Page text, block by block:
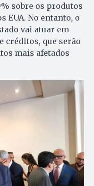
sobre os produtos
EUA. No entanto, o
vai atuar em
créditos, que serão
mais afetados